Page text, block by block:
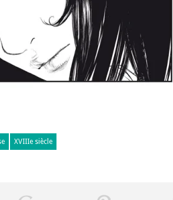
XVIIIe siècle